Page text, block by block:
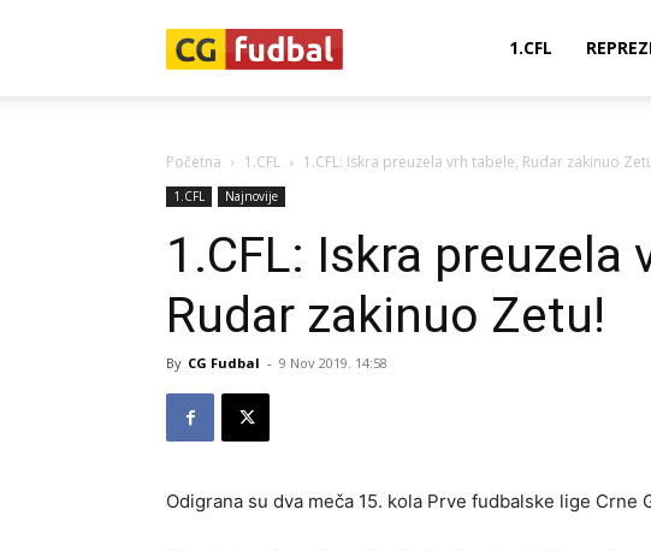
1.CFL
Početna 1.CFL 1.CFL: Iskra preuzela vrh tabele, Rudar zakinuo
1.CFL Najnovije
1.CFL: Iskra preuzela
Rudar zakinuo Zetu!
By CG Fudbal - 9 Nov 2019. 14:58
Odigrana su dva meča 15. kola Prve fudbalske lige Crne